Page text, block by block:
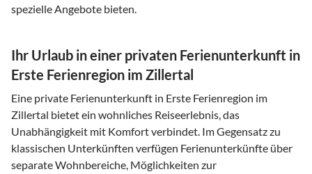
spezielle Angebote bieten.
Ihr Urlaub in einer privaten Ferienunterkunft in
Erste Ferienregion im Zillertal
Eine private Ferienunterkunft in Erste Ferienregion im
Zillertal bietet ein wohnliches Reiseerlebnis, das
Unabhängigkeit mit Komfort verbindet. Im Gegensatz zu
klassischen Unterkünften verfügen Ferienunterkünfte über
separate Wohnbereiche, Möglichkeiten zur